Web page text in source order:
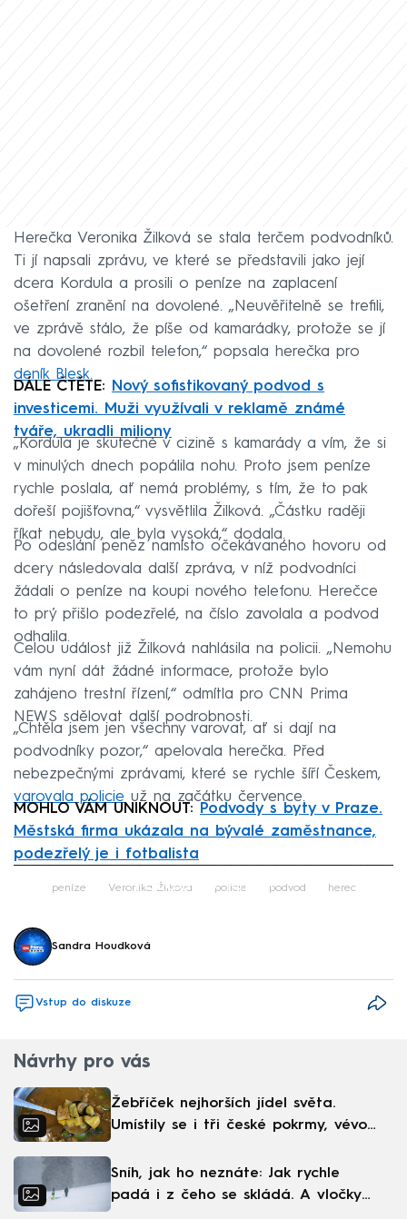
Herečka Veronika Žilková se stala terčem podvodníků.
Ti jí napsali zprávu, ve které se představili jako její
dcera Kordula a prosili o peníze na zaplacení
ošetření zranění na dovolené. „Neuvěřitelně se trefili,
ve zprávě stálo, že píše od kamarádky, protože se jí
na dovolené rozbil telefon,“ popsala herečka pro
deník Blesk.
DÁLE ČTĚTE: Nový sofistikovaný podvod s
investicemi. Muži využívali v reklamě známé
tváře, ukradli miliony
„Kordula je skutečně v cizině s kamarády a vím, že si
v minulých dnech popálila nohu. Proto jsem peníze
rychle poslala, ať nemá problémy, s tím, že to pak
dořeší pojišťovna,“ vysvětlila Žilková. „Částku raději
říkat nebudu, ale byla vysoká,“ dodala.
Po odeslání peněz namísto očekávaného hovoru od
dcery následovala další zpráva, v níž podvodníci
žádali o peníze na koupi nového telefonu. Herečce
to prý přišlo podezřelé, na číslo zavolala a podvod
odhalila.
Celou událost již Žilková nahlásila na policii. „Nemohu
vám nyní dát žádné informace, protože bylo
zahájeno trestní řízení,“ odmítla pro CNN Prima
NEWS sdělovat další podrobnosti.
„Chtěla jsem jen všechny varovat, ať si dají na
podvodníky pozor,“ apelovala herečka. Před
nebezpečnými zprávami, které se rychle šíří Českem,
varovala policie už na začátku července.
MOHLO VÁM UNIKNOUT: Podvody s byty v Praze.
Městská firma ukázala na bývalé zaměstnance,
podezřelý je i fotbalista
Failed to fetch
peníze Veronika Žilková policie podvod herec
Sandra Houdková
Vstup do diskuze
Návrhy pro vás
Žebříček nejhorších jídel světa.
Umístily se i tři české pokrmy, vévodí
Sníh, jak ho neznáte: Jak rychle
padá i z čeho se skládá. A vločky